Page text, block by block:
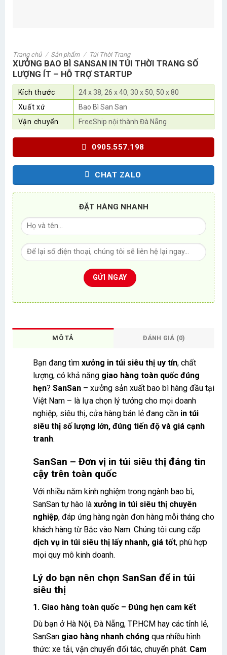
Trang chủ / Sản phẩm / Túi Thời Trang
XƯỞNG BAO BÌ SANSAN IN TÚI THỜI TRANG SỐ
LƯỢNG ÍT – HỖ TRỢ STARTUP
Kích thước
24 x 38, 26 x 40, 30 x 50, 50 x 80
Xuất xứ
Bao Bì San San
Vận chuyển
FreeShip nội thành Đà Nẵng
0905.557.198
CHAT ZALO
ĐẶT HÀNG NHANH
MÔ TẢ ĐÁNH GIÁ (0)
Bạn đang tìm xưởng in túi siêu thị uy tín, chất
lượng, có khả năng giao hàng toàn quốc đúng
hẹn? SanSan– xưởng sản xuất bao bì hàng đầu tại
Việt Nam – là lựa chọn lý tưởng cho mọi doanh
nghiệp, siêu thị, cửa hàng bán lẻ đang cần in túi
siêu thị số lượng lớn, đúng tiến độ và giá cạnh
tranh.
SanSan – Đơn vị in túi siêu thị đáng tin
cậy trên toàn quốc
Với nhiều năm kinh nghiệm trong ngành bao bì,
SanSan tự hào là xưởng in túi siêu thị chuyên
nghiệp, đáp ứng hàng ngàn đơn hàng mỗi tháng cho
khách hàng từ Bắc vào Nam. Chúng tôi cung cấp
dịch vụ in túi siêu thị lấy nhanh, giá tốt, phù hợp
mọi quy mô kinh doanh.
Lý do bạn nên chọn SanSan để in túi
siêu thị
1. Giao hàng toàn quốc – Đúng hẹn cam kết
Dù bạn ở Hà Nội, Đà Nẵng, TP.HCM hay các tỉnh lẻ,
SanSan giao hàng nhanh chóng qua nhiều hình
thức: xe tải, vận chuyển đối tác, chuyển phát. Cam